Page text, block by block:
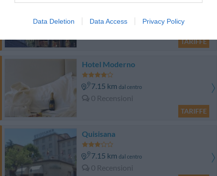
Data Deletion Data Access Privacy Policy
dal centro
TARIFFE
Hotel Moderno
7.15 km dal centro
0 Recensioni
TARIFFE
Quisisana
7.15 km dal centro
0 Recensioni